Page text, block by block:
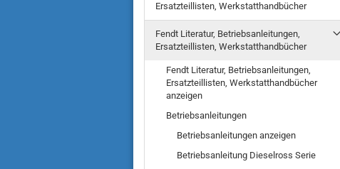
Ersatzteillisten, Werkstatthandbücher
Fendt Literatur, Betriebsanleitungen,
Ersatzteillisten, Werkstatthandbücher
Fendt Literatur, Betriebsanleitungen,
Ersatzteillisten, Werkstatthandbücher
anzeigen
Betriebsanleitungen
Betriebsanleitungen anzeigen
Betriebsanleitung Dieselross Serie